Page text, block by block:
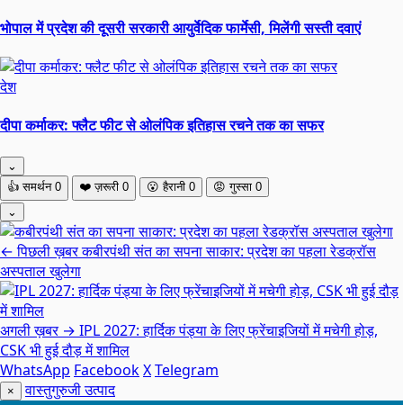
भोपाल में प्रदेश की दूसरी सरकारी आयुर्वेदिक फार्मेसी, मिलेंगी सस्ती दवाएं
देश
दीपा कर्माकर: फ्लैट फीट से ओलंपिक इतिहास रचने तक का सफर
⌄
👍 समर्थन 0 ❤️ ज़रूरी 0 😮 हैरानी 0 😡 गुस्सा 0
⌄
← पिछली ख़बरकबीरपंथी संत का सपना साकार: प्रदेश का पहला रेडक्रॉस
अस्पताल खुलेगा
अगली ख़बर → IPL 2027: हार्दिक पंड्या के लिए फ्रेंचाइजियों में मचेगी होड़,
CSK भी हुई दौड़ में शामिल
WhatsApp FacebookXTelegram
× वास्तुगुरुजी उत्पाद